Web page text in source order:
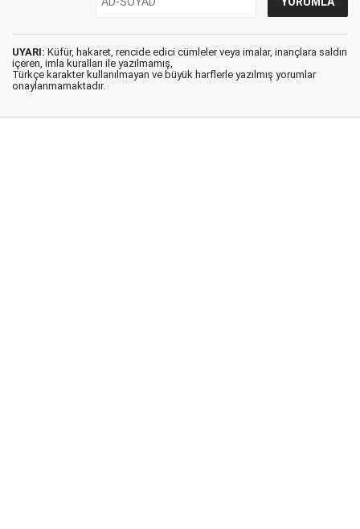
UYARI: Küfür, hakaret, rencide edici cümleler veya imalar, inançlara saldırı
içeren, imla kuralları ile yazılmamış,
Türkçe karakter kullanılmayan ve büyük harflerle yazılmış yorumlar
onaylanmamaktadır.